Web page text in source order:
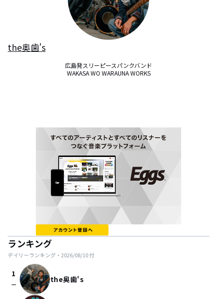
the奥歯's
広島発スリーピースパンクバンド
WAKASA WO WARAUNA WORKS
ランキング
デイリーランキング・ 2026/08/10付
1
check_indeterminate_small the奥歯's